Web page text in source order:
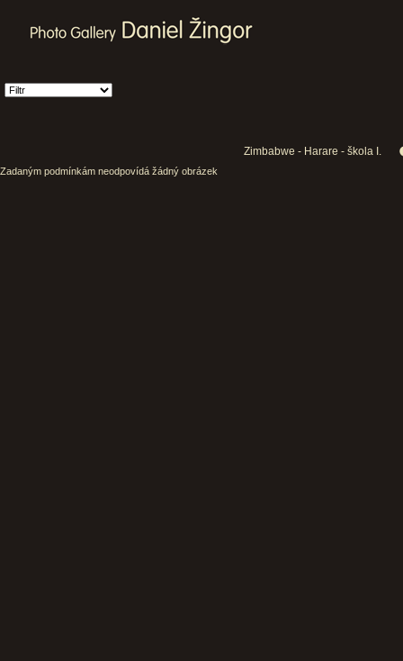
Zimbabwe - Harare - škola I.
Zadaným podmínkám neodpovídá žádný obrázek